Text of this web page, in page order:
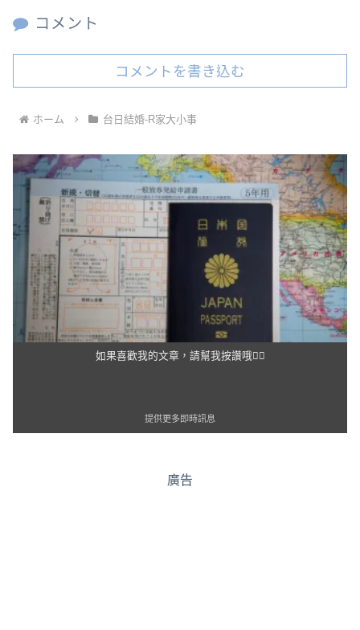
コメント
コメントを書き込む
ホーム 台日結婚-R家大小事
如果喜歡我的文章，請幫我按讚哦👍🏻
提供更多即時訊息
廣告